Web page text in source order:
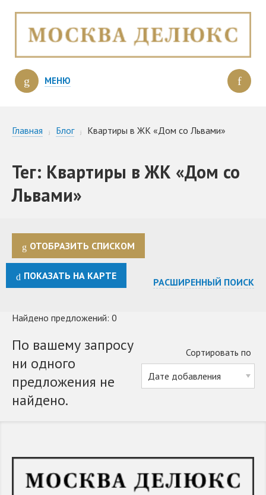
МЕНЮ
Главная Блог Квартиры в ЖК «Дом со Львами»
Тег: Квартиры в ЖК «Дом со
Львами»
ОТОБРАЗИТЬ СПИСКОМ
ПОКАЗАТЬ НА КАРТЕ
РАСШИРЕННЫЙ ПОИСК
Найдено предложений: 0
Сортировать по
По вашему запросу
ни одного
предложения не
найдено.